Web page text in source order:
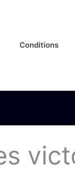
Conditions